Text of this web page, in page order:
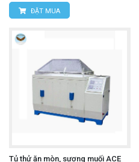
ĐẶT MUA
Tủ thử ăn mòn, sương muối ACE